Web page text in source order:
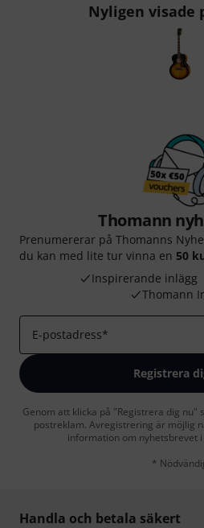
Nyligen visade
Thomann
Prenumererar på Thomanns
du kan med lite tur vinna en 50
Inspirerande inlägg
Thomann
E-postadress*
Registrera
Genom att klicka på "Registrera dig nu"
postreklam. Avregistrering är möjlig
information om nyhetsbrevet
*
Handla och betala säkert